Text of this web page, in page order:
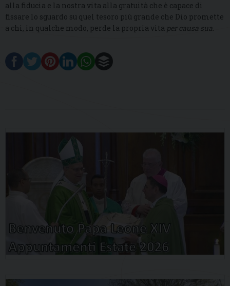
alla fiducia e la nostra vita alla gratuità che è capace di
fissare lo sguardo su quel tesoro più grande che Dio promette
a chi, in qualche modo, perde la propria vita per causa sua.